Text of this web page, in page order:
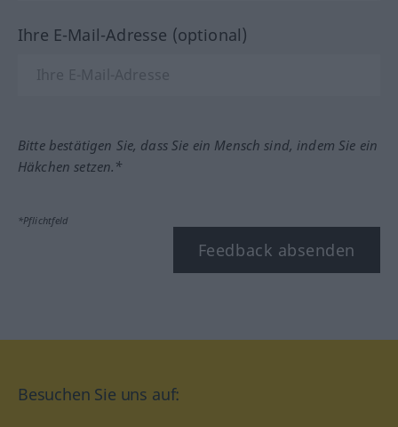
Ihre E-Mail-Adresse (optional)
Bitte bestätigen Sie, dass Sie ein Mensch sind, indem Sie ein
Häkchen setzen.*
*Pflichtfeld
Feedback absenden
Besuchen Sie uns auf: